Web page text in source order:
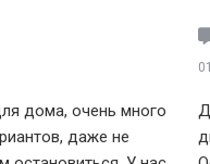
дома, очень много
даже не